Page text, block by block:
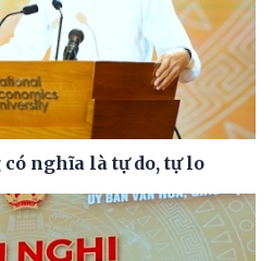
nghĩa là tự do, tự lo